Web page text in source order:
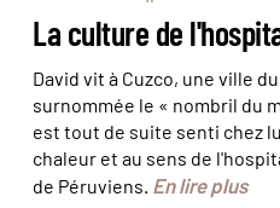
La culture de
David vit à Cuzco, une ville
surnommée le « nombril du
est tout de suite senti chez
chaleur et au sens de
de Péruviens. En lire plus